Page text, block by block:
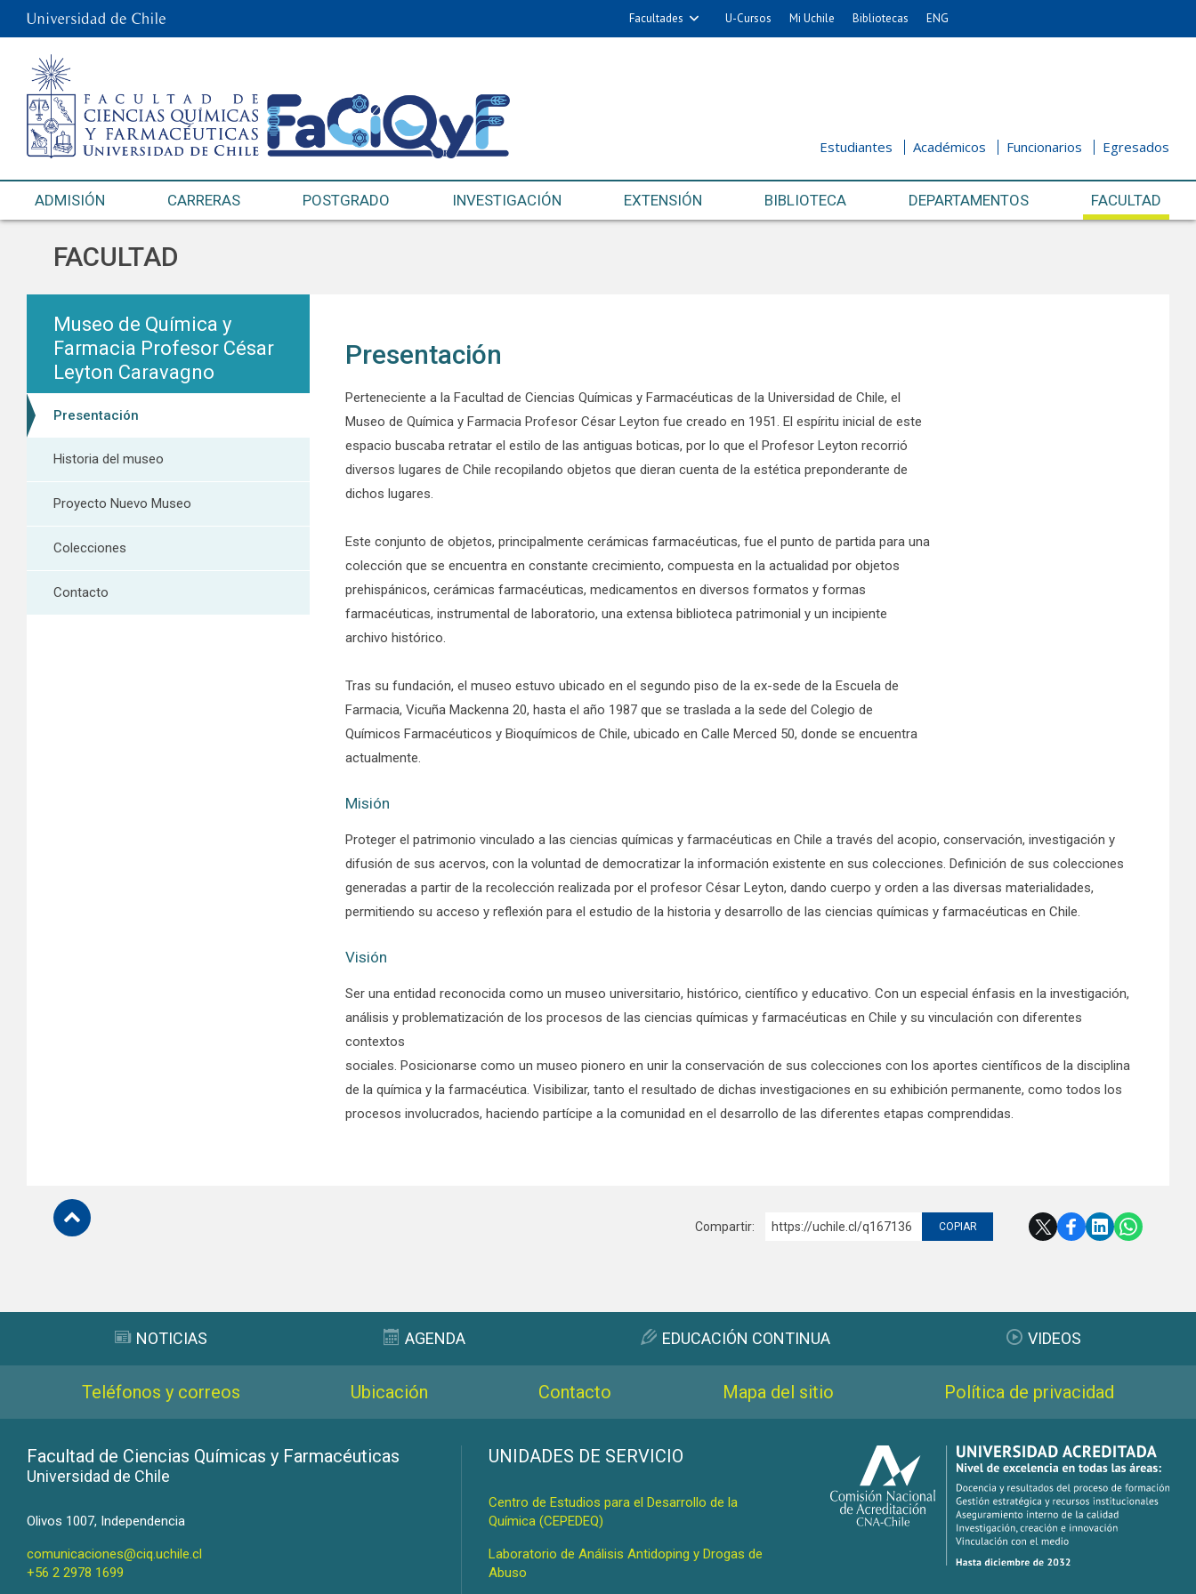
Facultades U-Cursos Mi Uchile Bibliotecas ENG
Estudiantes Académicos Funcionarios Egresados
ADMISIÓN CARRERAS POSTGRADO INVESTIGACIÓN EXTENSIÓN BIBLIOTECA DEPARTAMENTOS FACULTAD
FACULTAD
Museo de Química y
Farmacia Profesor César
Leyton Caravagno
Presentación
Historia del museo
Proyecto Nuevo Museo
Colecciones
Contacto
Presentación
Perteneciente a la Facultad de Ciencias Químicas y Farmacéuticas de la Universidad de Chile, el
Museo de Química y Farmacia Profesor César Leyton fue creado en 1951. El espíritu inicial de este
espacio buscaba retratar el estilo de las antiguas boticas, por lo que el Profesor Leyton recorrió
diversos lugares de Chile recopilando objetos que dieran cuenta de la estética preponderante de
dichos lugares.
Este conjunto de objetos, principalmente cerámicas farmacéuticas, fue el punto de partida para una
colección que se encuentra en constante crecimiento, compuesta en la actualidad por objetos
prehispánicos, cerámicas farmacéuticas, medicamentos en diversos formatos y formas
farmacéuticas, instrumental de laboratorio, una extensa biblioteca patrimonial y un incipiente
archivo histórico.
Tras su fundación, el museo estuvo ubicado en el segundo piso de la ex-sede de la Escuela de
Farmacia, Vicuña Mackenna 20, hasta el año 1987 que se traslada a la sede del Colegio de
Químicos Farmacéuticos y Bioquímicos de Chile, ubicado en Calle Merced 50, donde se encuentra
actualmente.
Misión
Proteger el patrimonio vinculado a las ciencias químicas y farmacéuticas en Chile a través del acopio, conservación, investigación y
difusión de sus acervos, con la voluntad de democratizar la información existente en sus colecciones. Definición de sus colecciones
generadas a partir de la recolección realizada por el profesor César Leyton, dando cuerpo y orden a las diversas materialidades,
permitiendo su acceso y reflexión para el estudio de la historia y desarrollo de las ciencias químicas y farmacéuticas en Chile.
Visión
Ser una entidad reconocida como un museo universitario, histórico, científico y educativo. Con un especial énfasis en la investigación,
análisis y problematización de los procesos de las ciencias químicas y farmacéuticas en Chile y su vinculación con diferentes
contextos
sociales. Posicionarse como un museo pionero en unir la conservación de sus colecciones con los aportes científicos de la disciplina
de la química y la farmacéutica. Visibilizar, tanto el resultado de dichas investigaciones en su exhibición permanente, como todos los
procesos involucrados, haciendo partícipe a la comunidad en el desarrollo de las diferentes etapas comprendidas.
Compartir: https://uchile.cl/q167136 COPIAR
NOTICIAS AGENDA EDUCACIÓN CONTINUA VIDEOS
Teléfonos y correos Ubicación Contacto Mapa del sitio Política de privacidad
Facultad de Ciencias Químicas y Farmacéuticas
Universidad de Chile
Olivos 1007, Independencia
comunicaciones@ciq.uchile.cl
+56 2 2978 1699
UNIDADES DE SERVICIO
Centro de Estudios para el Desarrollo de la
Química (CEPEDEQ)
Laboratorio de Análisis Antidoping y Drogas de
Abuso